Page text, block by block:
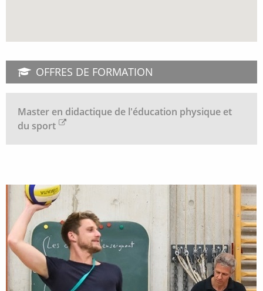
OFFRES DE FORMATION
Master en didactique de l'éducation physique et
du sport